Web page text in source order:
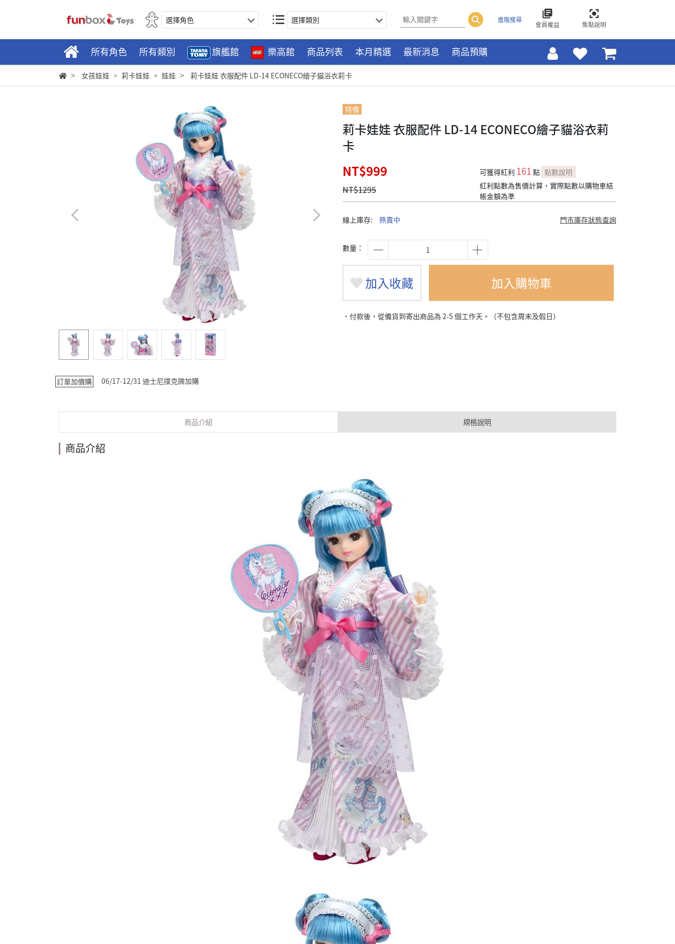
選擇角色 選擇類別 進階搜尋
會員權益 集點說明
所有角色 所有類別 旗艦館 樂高館 商品列表 本月精選 最新消息 商品預購
女孩娃娃 莉卡娃娃 娃娃 莉卡娃娃 衣服配件 LD-14 ECONECO繪子貓浴衣莉卡
特價
莉卡娃娃 衣服配件 LD-14 ECONECO繪子貓浴衣莉
卡
NT$999
NT$1295
可獲得紅利 161 點 點數說明
紅利點數為售價計算，實際點數以購物車結
帳金額為準
線上庫存: 熱賣中 門市庫存狀態查詢
數量：
加入收藏 加入購物車
˙付款後，從備貨到寄出商品為 2-5 個工作天。（不包含周末及假日）
訂單加價購 06/17-12/31 迪士尼撲克牌加購
商品介紹 規格說明
商品介紹